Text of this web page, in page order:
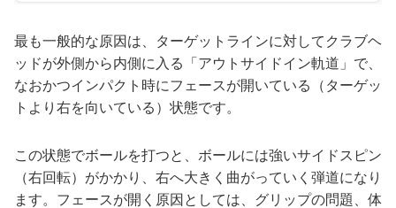
最も一般的な原因は、ターゲットラインに対してクラブヘ
ッドが外側から内側に入る「アウトサイドイン軌道」で、
なおかつインパクト時にフェースが開いている（ターゲッ
トより右を向いている）状態です。
この状態でボールを打つと、ボールには強いサイドスピン
（右回転）がかかり、右へ大きく曲がっていく弾道になり
ます。フェースが開く原因としては、グリップの問題、体